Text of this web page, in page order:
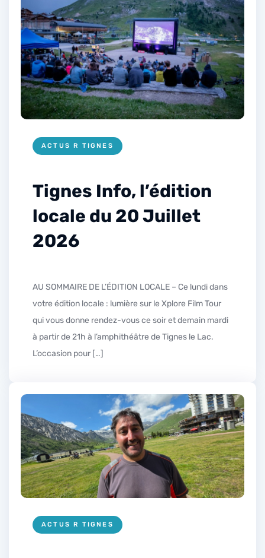
ACTUS R TIGNES
Tignes Info, l’édition
locale du 20 Juillet
2026
AU SOMMAIRE DE L’ÉDITION LOCALE – Ce lundi dans
votre édition locale : lumière sur le Xplore Film Tour
qui vous donne rendez-vous ce soir et demain mardi
à partir de 21h à l’amphithéâtre de Tignes le Lac.
L’occasion pour […]
ACTUS R TIGNES